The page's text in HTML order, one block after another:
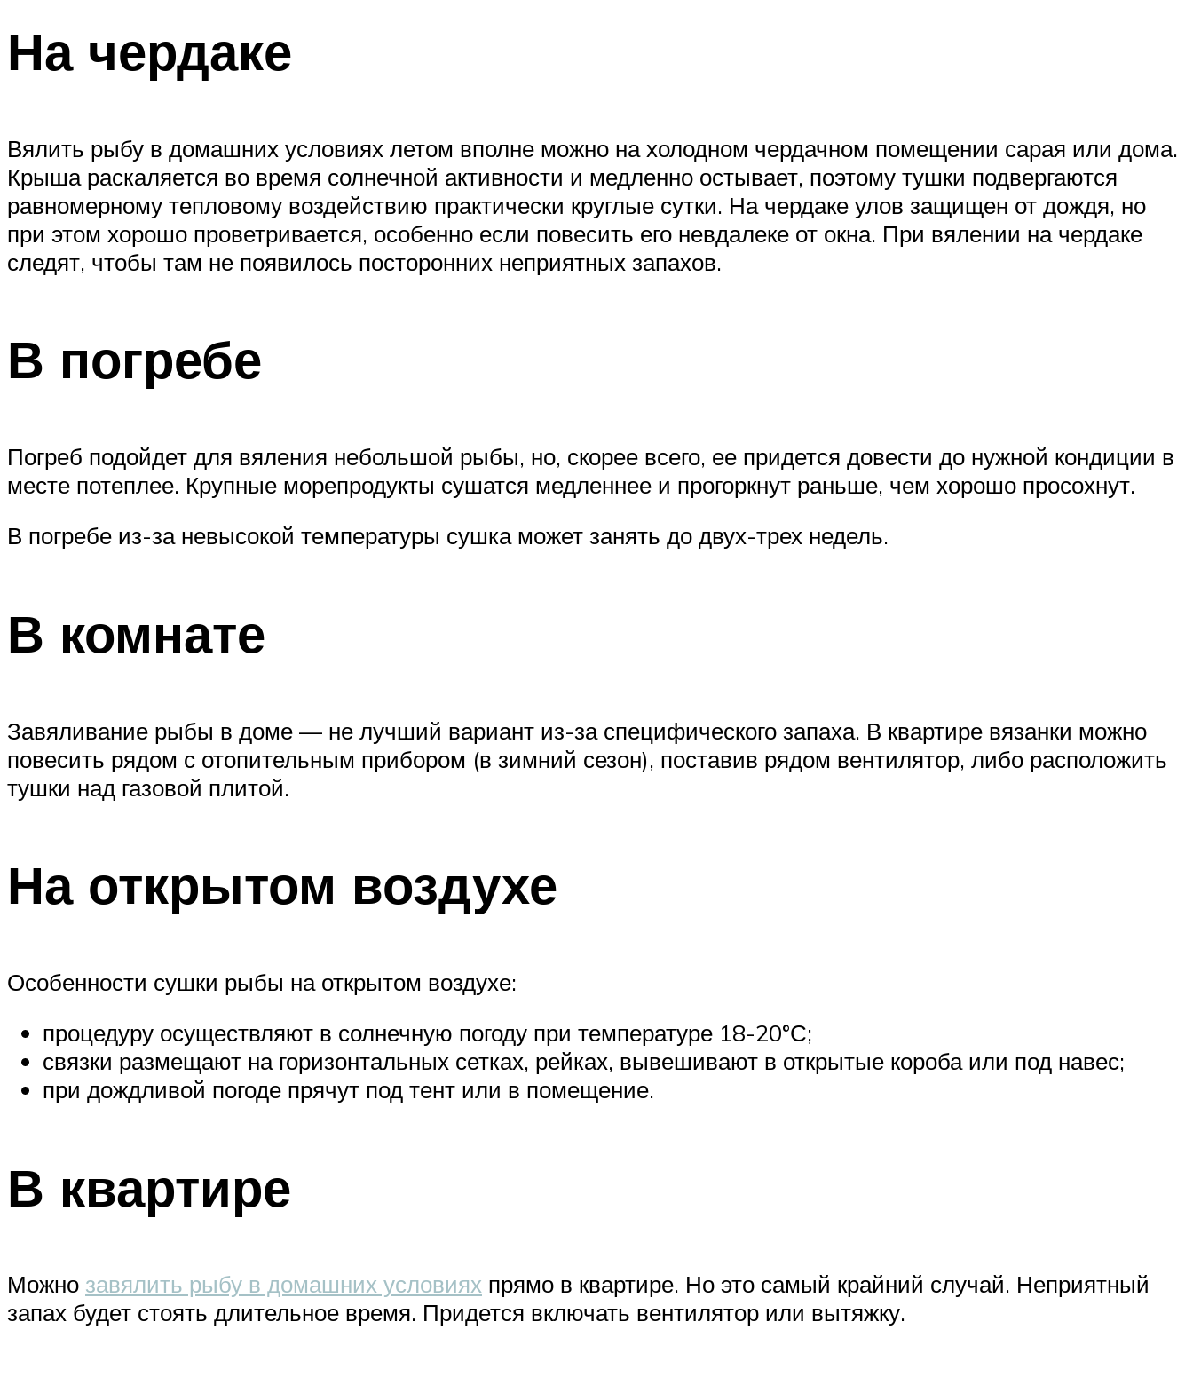
На чердаке
Вялить рыбу в домашних условиях летом вполне можно на холодном чердачном помещении сарая или дома.
Крыша раскаляется во время солнечной активности и медленно остывает, поэтому тушки подвергаются
равномерному тепловому воздействию практически круглые сутки. На чердаке улов защищен от дождя, но
при этом хорошо проветривается, особенно если повесить его невдалеке от окна. При вялении на чердаке
следят, чтобы там не появилось посторонних неприятных запахов.
В погребе
Погреб подойдет для вяления небольшой рыбы, но, скорее всего, ее придется довести до нужной кондиции в
месте потеплее. Крупные морепродукты сушатся медленнее и прогоркнут раньше, чем хорошо просохнут.
В погребе из-за невысокой температуры сушка может занять до двух-трех недель.
В комнате
Завяливание рыбы в доме — не лучший вариант из-за специфического запаха. В квартире вязанки можно
повесить рядом с отопительным прибором (в зимний сезон), поставив рядом вентилятор, либо расположить
тушки над газовой плитой.
На открытом воздухе
Особенности сушки рыбы на открытом воздухе:
процедуру осуществляют в солнечную погоду при температуре 18-20°С;
связки размещают на горизонтальных сетках, рейках, вывешивают в открытые короба или под навес;
при дождливой погоде прячут под тент или в помещение.
В квартире
Можно завялить рыбу в домашних условиях прямо в квартире. Но это самый крайний случай. Неприятный
запах будет стоять длительное время. Придется включать вентилятор или вытяжку.